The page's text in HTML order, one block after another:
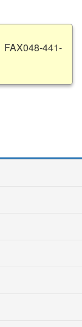
FAX048-441-